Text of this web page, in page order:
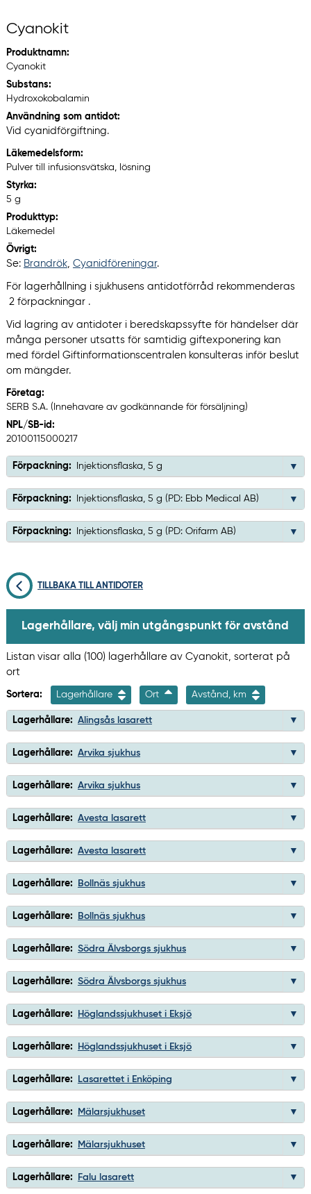
Cyanokit
Produktnamn:
Cyanokit
Substans:
Hydroxokobalamin
Användning som antidot:
Vid cyanidförgiftning.
Läkemedelsform:
Pulver till infusionsvätska, lösning
Styrka:
5 g
Produkttyp:
Läkemedel
Övrigt:
Se: Brandrök, Cyanidföreningar.
För lagerhållning i sjukhusens antidotförråd rekommenderas
2 förpackningar .
Vid lagring av antidoter i beredskapssyfte för händelser där
många personer utsatts för samtidig giftexponering kan
med fördel Giftinformationscentralen konsulteras inför beslut
om mängder.
Företag:
SERB S.A. (Innehavare av godkännande för försäljning)
NPL/SB-id:
20100115000217
Förpackning: Injektionsflaska, 5 g
Förpackning: Injektionsflaska, 5 g (PD: Ebb Medical AB)
Förpackning: Injektionsflaska, 5 g (PD: Orifarm AB)
TILLBAKA TILL ANTIDOTER
Lagerhållare, välj min utgångspunkt för avstånd
Listan visar alla (100) lagerhållare av Cyanokit, sorterat på
ort
Sortera: Lagerhållare Ort Avstånd, km
Lagerhållare: Alingsås lasarett
Lagerhållare: Arvika sjukhus
Lagerhållare: Arvika sjukhus
Lagerhållare: Avesta lasarett
Lagerhållare: Avesta lasarett
Lagerhållare: Bollnäs sjukhus
Lagerhållare: Bollnäs sjukhus
Lagerhållare: Södra Älvsborgs sjukhus
Lagerhållare: Södra Älvsborgs sjukhus
Lagerhållare: Höglandssjukhuset i Eksjö
Lagerhållare: Höglandssjukhuset i Eksjö
Lagerhållare: Lasarettet i Enköping
Lagerhållare: Mälarsjukhuset
Lagerhållare: Mälarsjukhuset
Lagerhållare: Falu lasarett